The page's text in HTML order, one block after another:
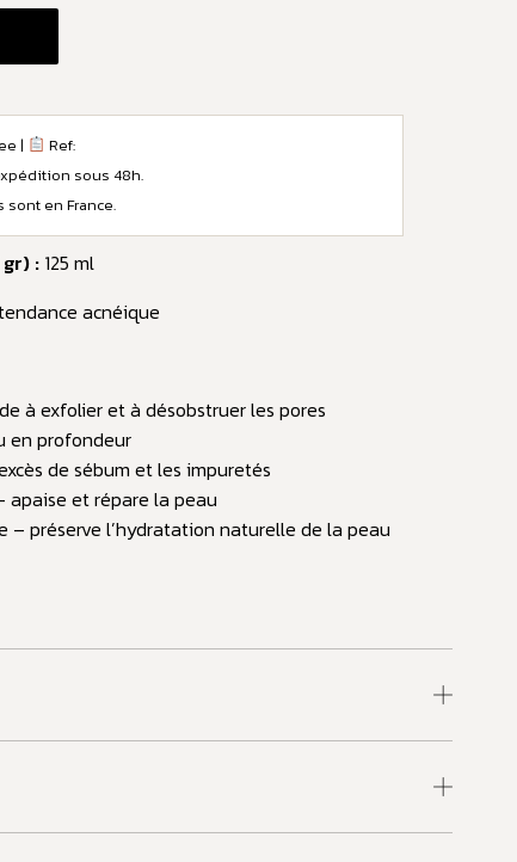
|
Ref:
sous 48h.
en France.
: 125 ml
acnéique
à exfolier et à désobstruer les pores
en profondeur
de sébum et les impuretés
apaise et répare la peau
– préserve l’hydratation naturelle de la peau